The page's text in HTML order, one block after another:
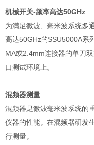
机械开关-频率高达50GHz
为满足微波、毫米波系统多
高达50GHz的SSU5000A系
MA或2.4mm连接器的单刀
口测试环境上。
混频器测量
混频器是微波毫米波系统的
仪器的性能。在混频器研发
行测量。